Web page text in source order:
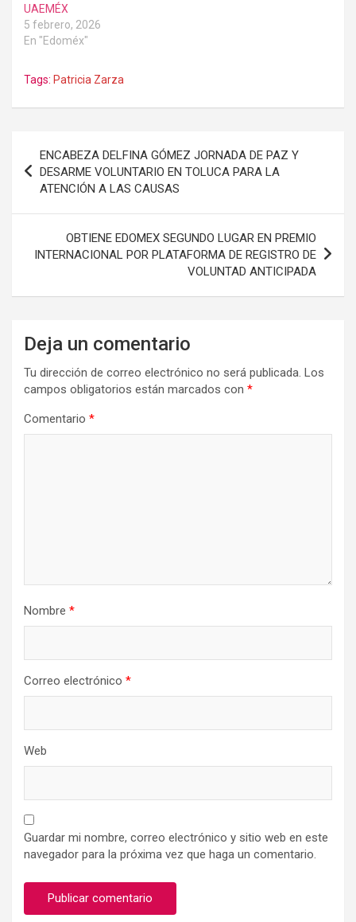
UAEMÉX
5 febrero, 2026
En "Edoméx"
Tags: Patricia Zarza
de
entradas
ENCABEZA DELFINA GÓMEZ JORNADA DE PAZ Y
DESARME VOLUNTARIO EN TOLUCA PARA LA
ATENCIÓN A LAS CAUSAS
OBTIENE EDOMEX SEGUNDO LUGAR EN PREMIO
INTERNACIONAL POR PLATAFORMA DE REGISTRO DE
VOLUNTAD ANTICIPADA
Deja un comentario
Tu dirección de correo electrónico no será publicada. Los
campos obligatorios están marcados con *
Comentario *
Nombre *
Correo electrónico *
Web
Guardar mi nombre, correo electrónico y sitio web en este
navegador para la próxima vez que haga un comentario.